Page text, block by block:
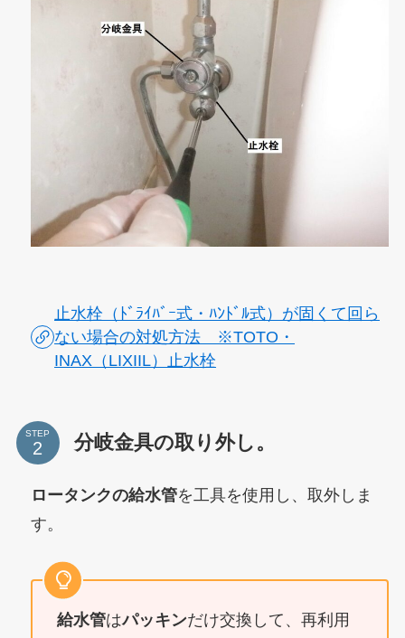
止水栓（ﾄﾞﾗｲﾊﾞｰ式・ﾊﾝﾄﾞﾙ式）が固くて回ら
ない場合の対処方法 ※TOTO・
INAX（LIXIIL）止水栓
STEP 分岐金具の取り外し。
ロータンクの給水管を工具を使用し、取外しま
す。
給水管はパッキンだけ交換して、再利用